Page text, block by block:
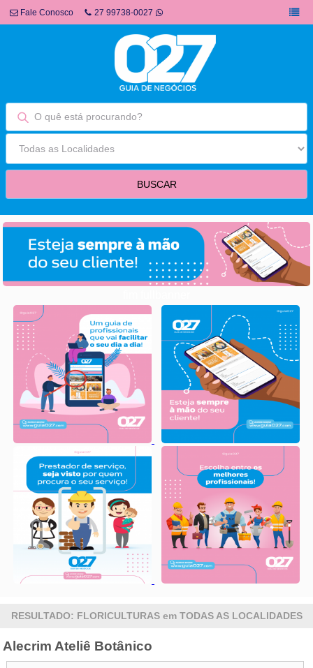
Fale Conosco 27 99738-0027
RESULTADO: FLORICULTURAS em TODAS AS LOCALIDADES
Alecrim Ateliê Botânico